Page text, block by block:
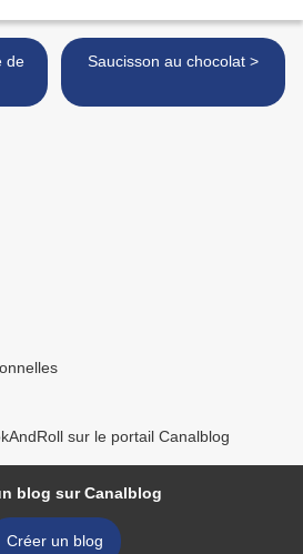
Saucisson au chocolat >
sur le portail Canalblog
blog sur Canalblog
Créer un blog